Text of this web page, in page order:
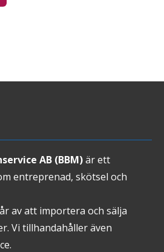
AB (BBM)är ett
entreprenad, skötsel och
av att importera och sälja
Vi tillhandahåller även